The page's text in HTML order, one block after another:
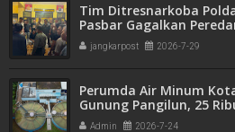
Tim Ditresnarkoba
Pasbar Gagalkan
Ganja Kering Siap Edar
jangkarpost 2026-7-29
Perumda Air Minum
Gunung Pangilun, 25
Penyesuaian
Admin 2026-7-24